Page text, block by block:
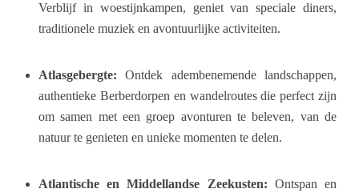
Verblijf in woestijnkampen, geniet van speciale diners,
traditionele muziek en avontuurlijke activiteiten.
Atlasgebergte: Ontdek adembenemende landschappen,
authentieke Berberdorpen en wandelroutes die perfect zijn
om samen met een groep avonturen te beleven, van de
natuur te genieten en unieke momenten te delen.
Atlantische en Middellandse Zeekusten: Ontspan en